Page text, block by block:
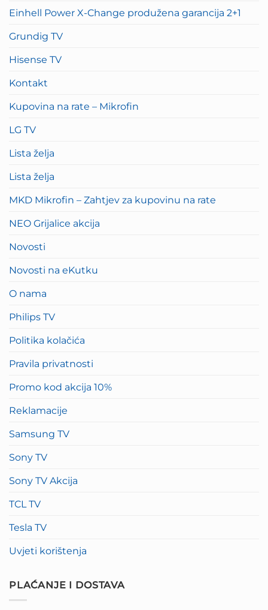
Einhell Power X-Change produžena garancija 2+1
Grundig TV
Hisense TV
Kontakt
Kupovina na rate – Mikrofin
LG TV
Lista želja
Lista želja
MKD Mikrofin – Zahtjev za kupovinu na rate
NEO Grijalice akcija
Novosti
Novosti na eKutku
O nama
Philips TV
Politika kolačića
Pravila privatnosti
Promo kod akcija 10%
Reklamacije
Samsung TV
Sony TV
Sony TV Akcija
TCL TV
Tesla TV
Uvjeti korištenja
PLAĆANJE I DOSTAVA